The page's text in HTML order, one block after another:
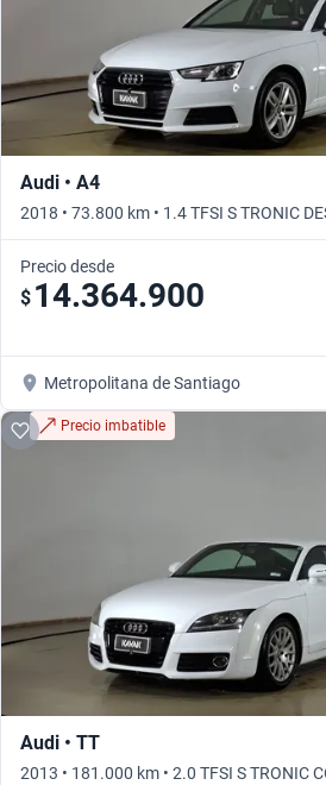
Audi • A4
2018 • 73.800 km • 1.4 TFSI S TRONIC
Precio desde
$ 14.364.900
Metropolitana de Santiago
Precio imbatible
Audi • TT
2013 • 181.000 km • 2.0 TFSI S TRONIC